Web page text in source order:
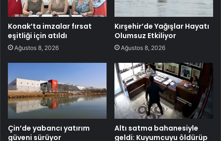
Konak’ta imzalar fırsat
eşitliği için atıldı
Ağustos 8, 2026
Kırşehir’de Yağışlar Hayatı
Olumsuz Etkiliyor
Ağustos 8, 2026
Çin’de yabancı yatırım
güveni sürüyor
Altı satma bahanesiyle
geldi: Kuyumcuyu öldürüp